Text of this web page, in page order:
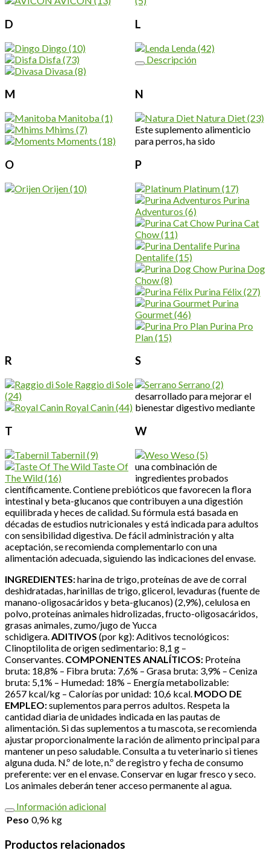
D
Dingo (10)
Disfa(73)
Divasa(8)
L
Lenda(42)
M
Manitoba(1)
Mhims (7)
Moments (18)
N
Natura Diet(23)
O
Orijen(10)
P
Platinum(17)
Purina
Adventuros (6)
Purina Cat
Chow(11)
Purina
Dentalife(15)
Purina Dog
Chow(8)
Purina Félix(27)
Purina
Gourmet(46)
Purina Pro
Plan(15)
R
Raggio di Sole
(24)
Royal Canin(44)
S
Serrano (2)
T
Tabernil(9)
Taste Of
The Wild(16)
W
Weso (5)
Descripción
Este suplemento alimenticio
para perros, ha sido
desarrollado para mejorar el
bienestar digestivo mediante
una combinación de
ingredientes probados
científicamente. Contiene prebióticos que favorecen la flora
intestinal y beta-glucanos que contribuyen a una digestión
equilibrada y heces de calidad. Su fórmula está basada en
décadas de estudios nutricionales y está indicada para adultos
con sensibilidad digestiva. De fácil administración y alta
aceptación, se recomienda complementarlo con una
alimentación adecuada, siguiendo las indicaciones del envase.
INGREDIENTES:harina de trigo, proteínas de ave de corral
deshidratadas, harinillas de trigo, glicerol, levaduras (fuente de
manano-oligosacáridos y beta-glucanos) (2,9%), celulosa en
polvo, proteínas animales hidrolizadas, fructo-oligosacáridos,
grasas animales, zumo/jugo de Yucca
schidigera. ADITIVOS (por kg): Aditivos tecnológicos:
Clinoptilolita de origen sedimentario: 8,1 g –
Conservantes. COMPONENTES ANALÍTICOS: Proteína
bruta: 18,8% – Fibra bruta: 7,6% – Grasa bruta: 3,9% – Ceniza
bruta: 5,1% – Humedad: 18% – Energía metabolizable:
2657 kcal/kg – Calorías por unidad: 10,6 kcal. MODO DE
EMPLEO:suplementos para perros adultos. Respeta la
cantidad diaria de unidades indicada en las pautas de
alimentación. Si das suplementos a tu mascota, se recomienda
ajustar proporcionalmente la ración de alimento principal para
mantener un peso saludable. Consulta a tu veterinario si tienes
alguna duda. N.º de lote, n.º de registro y fecha de consumo
preferente: ver en el envase. Conservar en lugar fresco y seco.
Los animales deberán tener acceso permanente al agua.
Información adicional
Peso 0,96 kg
Productos relacionados